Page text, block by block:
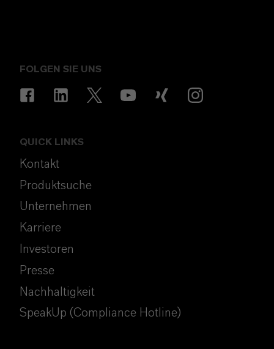
FOLGEN SIE UNS
QUICK LINKS
Kontakt
Produktsuche
Unternehmen
Karriere
Investoren
Presse
Nachhaltigkeit
SpeakUp (Compliance Hotline)